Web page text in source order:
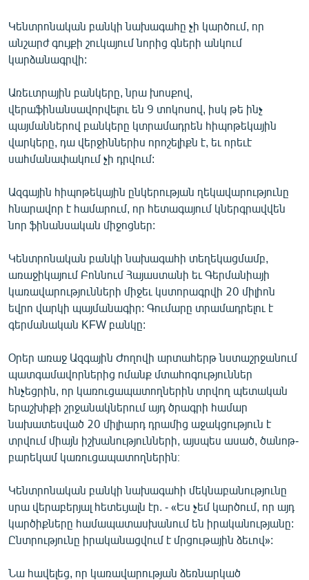
Կենտրոնական բանկի նախագահը չի կարծում, որ
անշարժ գույքի շուկայում նորից գների անկում
կարձանագրվի:
Առեւտրային բանկերը, նրա խոսքով,
վերաֆինանսավորվելու են 9 տոկոսով, իսկ թե ինչ
պայմաններով բանկերը կտրամադրեն հիպոթեկային
վարկերը, դա վերջիններիս որոշելիքն է, եւ որեւէ
սահմանափակում չի դրվում:
Ազգային հիպոթեկային ընկերության ղեկավարությունը
հնարավոր է համարում, որ հետագայում կներգրավվեն
նոր ֆինանսական միջոցներ:
Կենտրոնական բանկի նախագահի տեղեկացմամբ,
առաջիկայում Բոննում Հայաստանի եւ Գերմանիայի
կառավարությունների միջեւ կստորագրվի 20 միլիոն
եվրո վարկի պայմանագիր: Գումարը տրամադրելու է
գերմանական KFW բանկը:
Օրեր առաջ Ազգային Ժողովի արտահերթ նստաշրջանում
պատգամավորներից ոմանք մտահոգություններ
հնչեցրին, որ կառուցապատողներին տրվող պետական
երաշխիքի շրջանակներում այդ ծրագրի համար
նախատեսված 20 միլիարդ դրամից աջակցություն է
տրվում միայն իշխանությունների, այսպես ասած, ծանոթ-
բարեկամ կառուցապատողներին։
Կենտրոնական բանկի նախագահի մեկնաբանությունը
սրա վերաբերյալ հետեւյալն էր. - «Ես չեմ կարծում, որ այդ
կարծիքները համապատասխանում են իրականությանը:
Ընտրությունը իրականացվում է մրցութային ձեւով»:
Նա հավելեց, որ կառավարության ձեռնարկած